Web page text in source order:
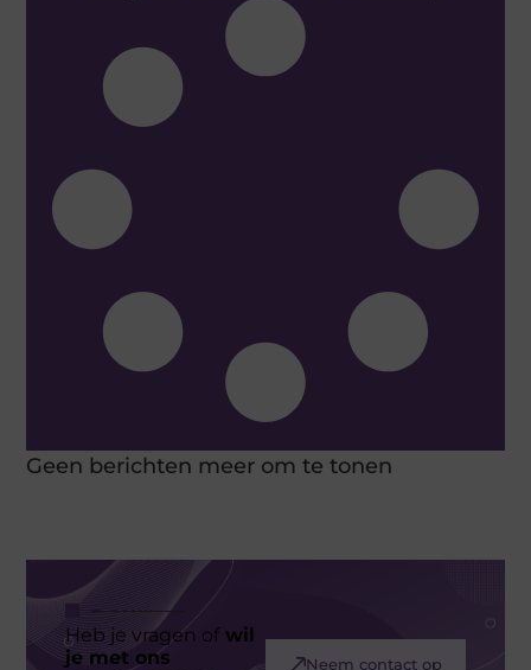
Geen berichten meer om te tonen
Heb je vragen ofwil
je met ons
Neem contact op